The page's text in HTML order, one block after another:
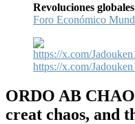
Revoluciones globales
Foro Económico
https://x.com/
ORDO AB CHAO
creat chaos, and